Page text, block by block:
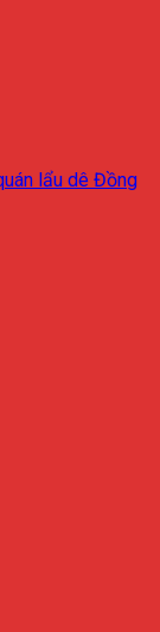
lẩu dê Đồng